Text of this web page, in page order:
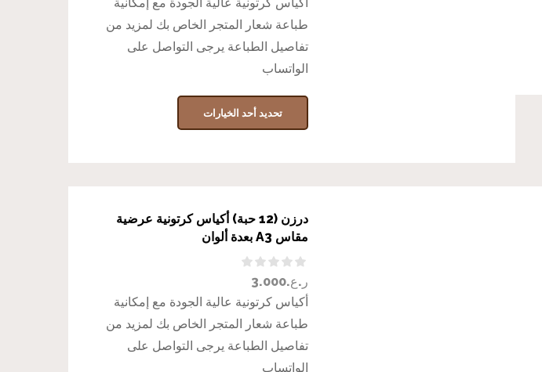
طباعة شعار المتجر الخاص بك لمزيد من
تفاصيل الطباعة يرجى التواصل على
الواتساب
تحديد أحد الخيارات
درزن (12 حبة) أكياس كرتونية عرضية
مقاس A3 بعدة ألوان
ر.ع.3.000
أكياس كرتونية عالية الجودة مع إمكانية
طباعة شعار المتجر الخاص بك لمزيد من
تفاصيل الطباعة يرجى التواصل على
الواتساب